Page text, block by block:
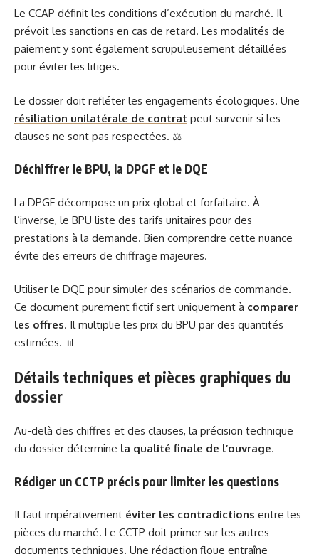
Le CCAP définit les conditions d’exécution du marché. Il
prévoit les sanctions en cas de retard. Les modalités de
paiement y sont également scrupuleusement détaillées
pour éviter les litiges.
Le dossier doit refléter les engagements écologiques. Une
résiliation unilatérale de contrat peut survenir si les
clauses ne sont pas respectées. ⚖️
Déchiffrer le BPU, la DPGF et le DQE
La DPGF décompose un prix global et forfaitaire. À
l’inverse, le BPU liste des tarifs unitaires pour des
prestations à la demande. Bien comprendre cette nuance
évite des erreurs de chiffrage majeures.
Utiliser le DQE pour simuler des scénarios de commande.
Ce document purement fictif sert uniquement à comparer
les offres. Il multiplie les prix du BPU par des quantités
estimées. 📊
Détails techniques et pièces graphiques du
dossier
Au-delà des chiffres et des clauses, la précision technique
du dossier détermine la qualité finale de l’ouvrage.
Rédiger un CCTP précis pour limiter les questions
Il faut impérativement éviter les contradictions entre les
pièces du marché. Le CCTP doit primer sur les autres
documents techniques. Une rédaction floue entraîne